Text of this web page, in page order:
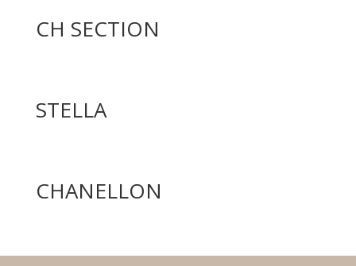
CH SECTION
STELLA
CHANELLON